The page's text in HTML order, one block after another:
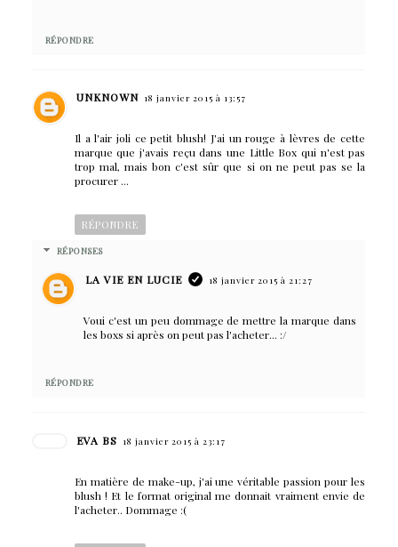
RÉPONDRE
UNKNOWN 18 janvier 2015 à 13:57
Il a l'air joli ce petit blush! J'ai un rouge à lèvres de cette
marque que j'avais reçu dans une Little Box qui n'est pas
trop mal, mais bon c'est sûr que si on ne peut pas se la
procurer ...
RÉPONDRE
RÉPONSES
LA VIE EN LUCIE 18 janvier 2015 à 21:27
Voui c'est un peu dommage de mettre la marque dans
les boxs si après on peut pas l'acheter... :/
RÉPONDRE
EVA BS 18 janvier 2015 à 23:17
En matière de make-up, j'ai une véritable passion pour les
blush ! Et le format original me donnait vraiment envie de
l'acheter.. Dommage :(